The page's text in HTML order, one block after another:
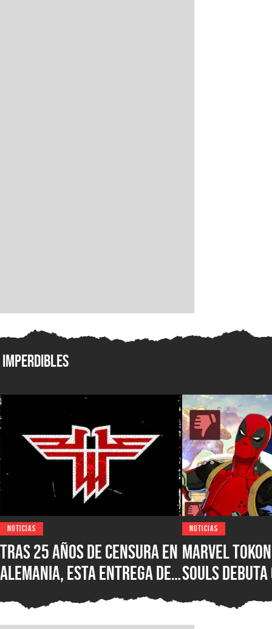
Imperdibles
NOTICIAS
Tras 25 años de censura en
Alemania, esta entrega de
Wolfenstein por fin está
disponible en su versión
NOTICIAS
Marvel
Souls debuta
reseñas
Steam,